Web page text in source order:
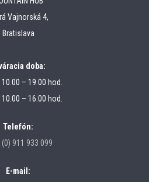
Vajnorská 4,
Bratislava
doba:
– 19.00 hod.
– 16.00 hod.
Telefón:
911 933 099
E-mail: